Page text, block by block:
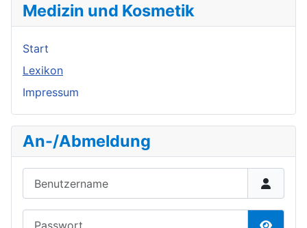
Medizin und Kosmetik
Start
Lexikon
Impressum
An-/Abmeldung